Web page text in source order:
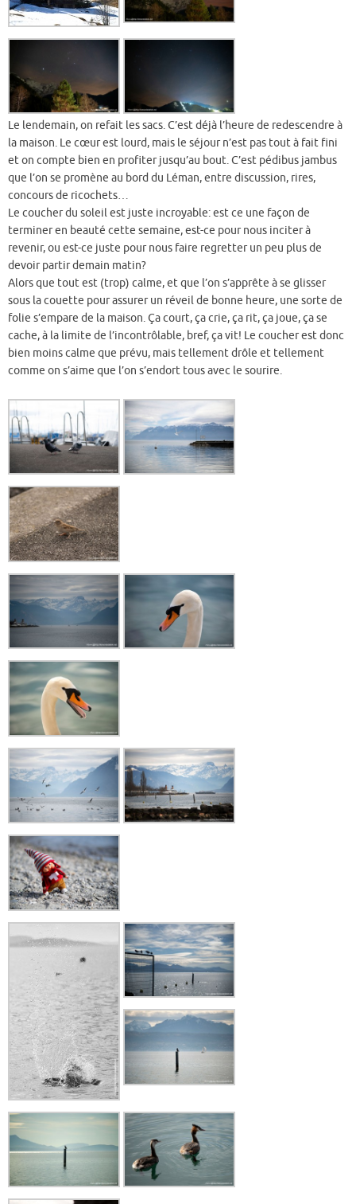
Le lendemain, on refait les sacs. C’est déjà l’heure de redescendre à
la maison. Le cœur est lourd, mais le séjour n’est pas tout à fait fini
et on compte bien en profiter jusqu’au bout. C’est pédibus jambus
que l’on se promène au bord du Léman, entre discussion, rires,
concours de ricochets…
Le coucher du soleil est juste incroyable: est ce une façon de
terminer en beauté cette semaine, est-ce pour nous inciter à
revenir, ou est-ce juste pour nous faire regretter un peu plus de
devoir partir demain matin?
Alors que tout est (trop) calme, et que l’on s’apprête à se glisser
sous la couette pour assurer un réveil de bonne heure, une sorte de
folie s’empare de la maison. Ça court, ça crie, ça rit, ça joue, ça se
cache, à la limite de l’incontrôlable, bref, ça vit! Le coucher est donc
bien moins calme que prévu, mais tellement drôle et tellement
comme on s’aime que l’on s’endort tous avec le sourire.